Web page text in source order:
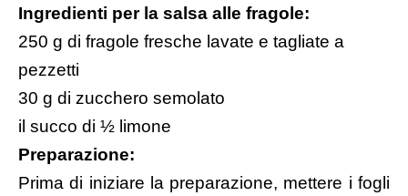
Ingredienti per la salsa alle fragole:
250 g di fragole fresche lavate e tagliate a
pezzetti
30 g di zucchero semolato
il succo di ½ limone
Preparazione:
Prima di iniziare la preparazione, mettere i fogli